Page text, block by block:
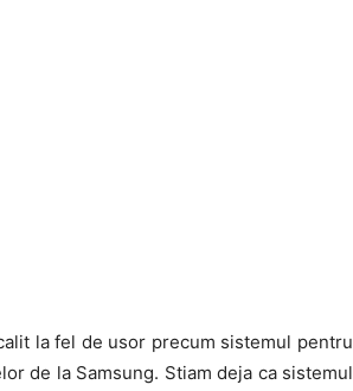
la fel de usor precum sistemul pentru
de la Samsung. Stiam deja ca sistemul